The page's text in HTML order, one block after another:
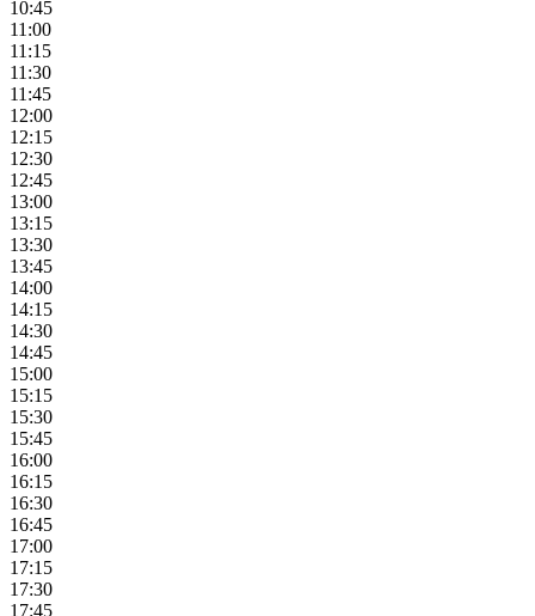
10:45
11:00
11:15
11:30
11:45
12:00
12:15
12:30
12:45
13:00
13:15
13:30
13:45
14:00
14:15
14:30
14:45
15:00
15:15
15:30
15:45
16:00
16:15
16:30
16:45
17:00
17:15
17:30
17:45